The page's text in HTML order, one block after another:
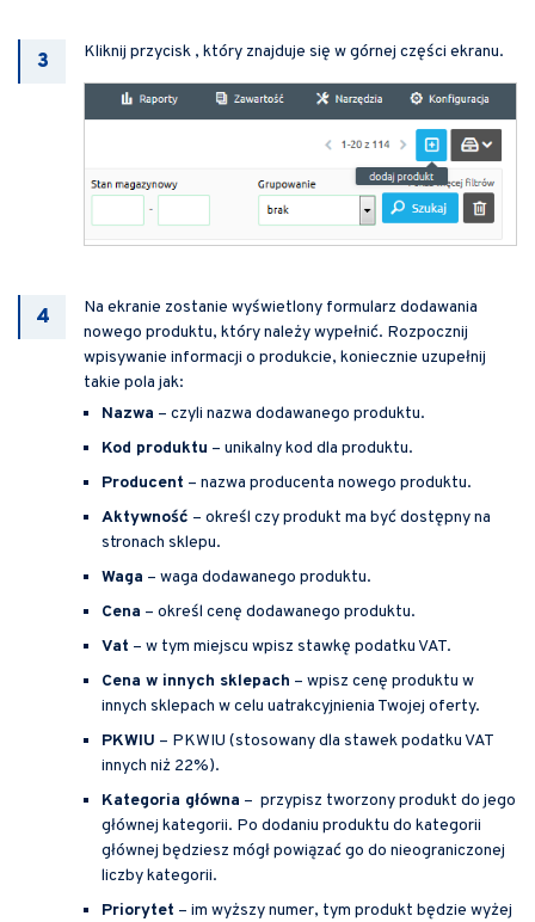
Kliknij przycisk , który znajduje się w górnej części ekranu.
Na ekranie zostanie wyświetlony formularz dodawania
nowego produktu, który należy wypełnić. Rozpocznij
wpisywanie informacji o produkcie, koniecznie uzupełnij
takie pola jak:
Nazwa – czyli nazwa dodawanego produktu.
Kod produktu – unikalny kod dla produktu.
Producent – nazwa producenta nowego produktu.
Aktywność – określ czy produkt ma być dostępny na
stronach sklepu.
Waga – waga dodawanego produktu.
Cena – określ cenę dodawanego produktu.
Vat – w tym miejscu wpisz stawkę podatku VAT.
Cena w innych sklepach – wpisz cenę produktu w
innych sklepach w celu uatrakcyjnienia Twojej oferty.
PKWIU – PKWIU (stosowany dla stawek podatku VAT
innych niż 22%).
Kategoria główna – przypisz tworzony produkt do jego
głównej kategorii. Po dodaniu produktu do kategorii
głównej będziesz mógł powiązać go do nieograniczonej
liczby kategorii.
Priorytet – im wyższy numer, tym produkt będzie wyżej